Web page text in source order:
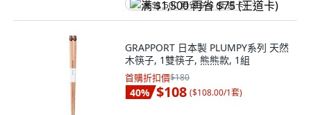
满 $1,500 再省 $75 (王道卡)
GRAPPORT 日本製 PLUMPY系列 天然
木筷子, 1雙筷子, 熊熊款, 1組
首購折扣價$180
40% $108 ($108.00/1套)